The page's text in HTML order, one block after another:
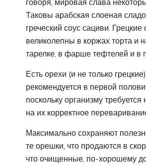
говоря, мировая слава
Таковы арабская слоеная
греческий соус сациви. Грецкие
великолепны в коржах торта и
тарелке, в фарше тефтелей и в
Есть орехи (и не только грецкие)
рекомендуется в первой
поскольку организму требуется
на их корректное
Максимально сохраняют
те орешки, что продаются в
что очищенные, по-хорошему